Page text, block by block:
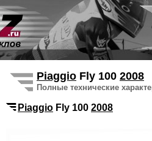
Piaggio Fly 100 2008
Полные технические
Piaggio Fly 100 2008